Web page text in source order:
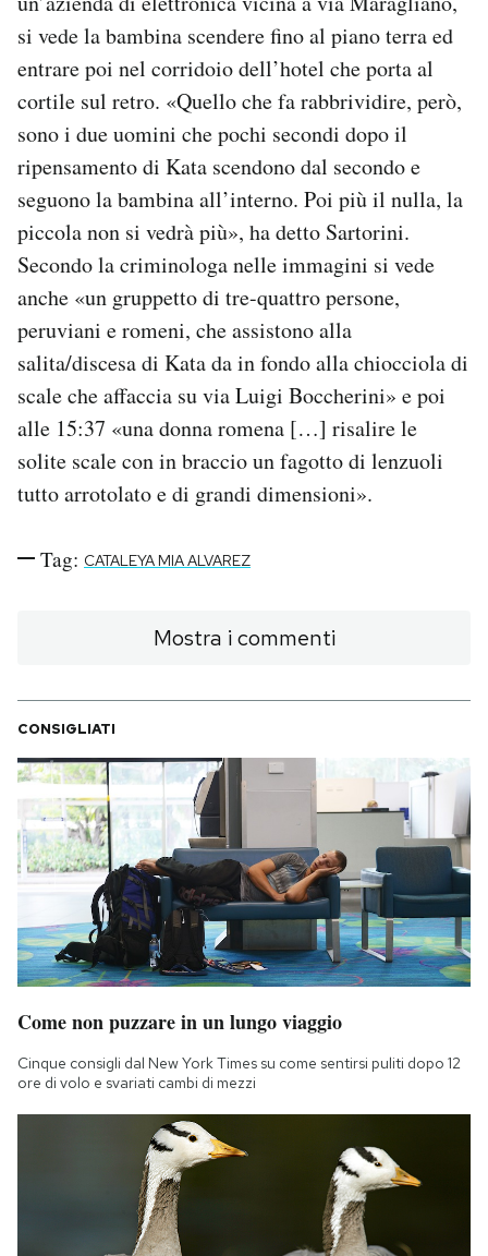
si vede la bambina scendere fino al piano terra ed
entrare poi nel corridoio dell’hotel che porta al
cortile sul retro. «Quello che fa rabbrividire, però,
sono i due uomini che pochi secondi dopo il
ripensamento di Kata scendono dal secondo e
seguono la bambina all’interno. Poi più il nulla, la
piccola non si vedrà più», ha detto Sartorini.
Secondo la criminologa nelle immagini si vede
anche «un gruppetto di tre-quattro persone,
peruviani e romeni, che assistono alla
salita/discesa di Kata da in fondo alla chiocciola di
scale che affaccia su via Luigi Boccherini» e poi
alle 15:37 «una donna romena […] risalire le
solite scale con in braccio un fagotto di lenzuoli
tutto arrotolato e di grandi dimensioni».
Tag: CATALEYA MIA ALVAREZ
Mostra i commenti
CONSIGLIATI
Come non puzzare in un lungo viaggio
Cinque consigli dal New York Times su come sentirsi puliti dopo 12
ore di volo e svariati cambi di mezzi